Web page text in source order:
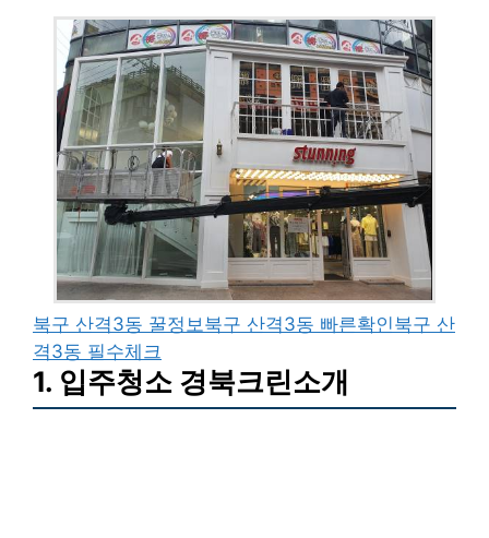
북구 산격3동 꿀정보 북구 산격3동 빠른확인북구 산
격3동 필수체크
1. 입주청소 경북크린소개